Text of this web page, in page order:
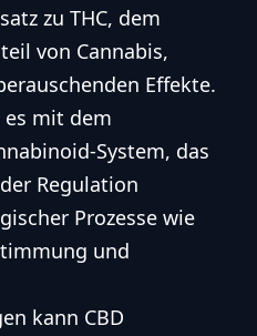
zu THC, dem
von Cannabis,
Effekte.
mit dem
System, das
Regulation
Prozesse wie
und
kann CBD